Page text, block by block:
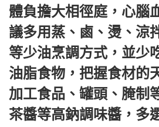
體負擔大相徑庭，心腦
議多用蒸、鹵、燙、涼
等少油烹調方式，並少
油脂食物，把握食材的
加工食品、罐頭、腌制
茶醬等高鈉調味醬，多